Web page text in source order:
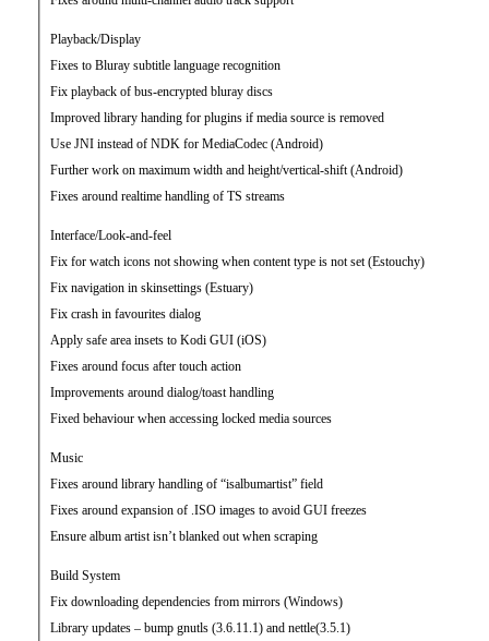
Playback/Display
Fixes to Bluray subtitle language recognition
Fix playback of bus-encrypted bluray discs
Improved library handing for plugins if media source is removed
Use JNI instead of NDK for MediaCodec (Android)
Further work on maximum width and height/vertical-shift (Android)
Fixes around realtime handling of TS streams
Interface/Look-and-feel
Fix for watch icons not showing when content type is not set (Estouchy)
Fix navigation in skinsettings (Estuary)
Fix crash in favourites dialog
Apply safe area insets to Kodi GUI (iOS)
Fixes around focus after touch action
Improvements around dialog/toast handling
Fixed behaviour when accessing locked media sources
Music
Fixes around library handling of “isalbumartist” field
Fixes around expansion of .ISO images to avoid GUI freezes
Ensure album artist isn’t blanked out when scraping
Build System
Fix downloading dependencies from mirrors (Windows)
Library updates – bump gnutls (3.6.11.1) and nettle(3.5.1)